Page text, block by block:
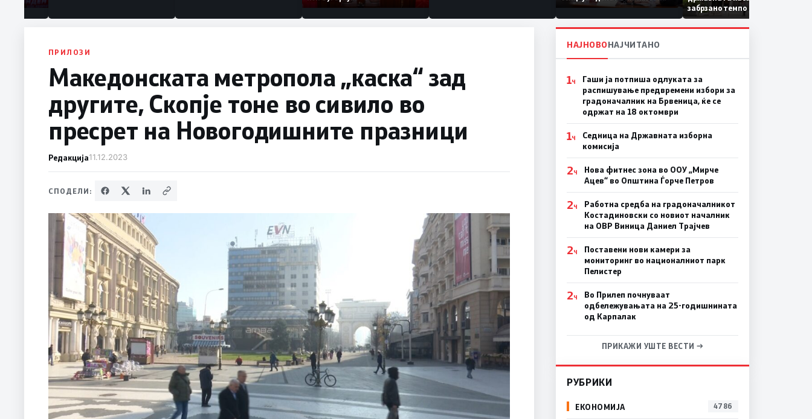
Коридор 8, Македонија
станува раскрсница на
Балканот
забрзано темпо
ПРИЛОЗИ
Mакедонската метропола „каска“ зад
другите, Скопје тоне во сивило во
пресрет на Новогодишните празници
Редакција11.12.2023
СПОДЕЛИ:
НАЈНОВОНАЈЧИТАНО
1Ч
Гаши ја потпиша одлуката за
распишување предвремени избори за
градоначалник на Брвеница, ќе се
одржат на 18 октомври
1Ч
Седница на Државната изборна
комисија
2Ч
Нова фитнес зона во ООУ „Мирче
Ацев“ во Општина Ѓорче Петров
2Ч
Работна средба на градоначалникот
Костадиновски со новиот началник
на ОВР Виница Даниел Трајчев
2Ч
Поставени нови камери за
мониторинг во националниот парк
Пелистер
2Ч
Во Прилеп почнуваат
одбележувањата на 25-годишнината
од Карпалак
ПРИКАЖИ УШТЕ ВЕСТИ →
РУБРИКИ
ЕКОНОМИЈА 4786